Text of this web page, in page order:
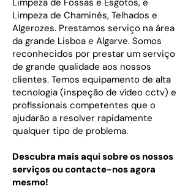
Limpeza de Fossas e Esgotos, e
Limpeza de Chaminés, Telhados e
Algerozes. Prestamos serviço na área
da grande Lisboa e Algarve. Somos
reconhecidos por prestar um serviço
de grande qualidade aos nossos
clientes. Temos equipamento de alta
tecnologia (inspeção de vídeo cctv) e
profissionais competentes que o
ajudarão a resolver rapidamente
qualquer tipo de problema.
Descubra mais aqui sobre os nossos
serviços ou contacte-nos agora
mesmo!